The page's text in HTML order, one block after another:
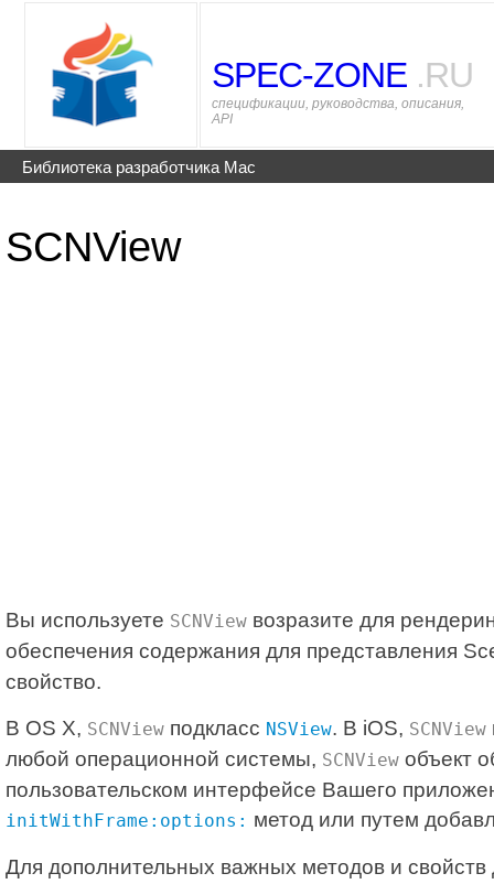
SPEC-ZONE .RU
спецификации, руководства, описания,
API
Библиотека разработчика Mac
SCNView
Вы используете SCNView возразите для
обеспечения содержания для представления
свойство.
В OS X, SCNView подкласс NSView. В iOS, SCNView
любой операционной системы, SCNView объект
пользовательском интерфейсе Вашего
initWithFrame:options: метод или путем
Для дополнительных важных методов и